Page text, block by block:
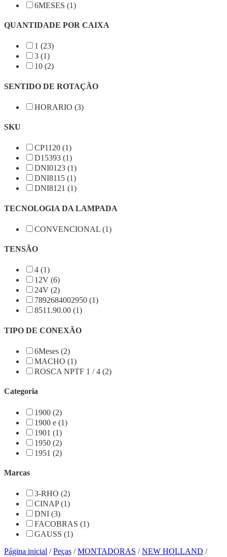
6MESES (1)
QUANTIDADE POR CAIXA
1 (23)
3 (1)
10 (2)
SENTIDO DE ROTAÇÃO
HORARIO (3)
SKU
CP1120 (1)
D15393 (1)
DNI0123 (1)
DNI8115 (1)
DNI8121 (1)
TECNOLOGIA DA LAMPADA
CONVENCIONAL (1)
TENSÃO
4 (1)
12V (6)
24V (2)
7892684002950 (1)
8511.90.00 (1)
TIPO DE CONEXÃO
6Meses (2)
MACHO (1)
ROSCA NPTF 1 / 4 (2)
Categoria
1900 (2)
1900 e (1)
1901 (1)
1950 (2)
1951 (2)
Marcas
3-RHO (2)
CINAP (1)
DNI (3)
FACOBRAS (1)
GAUSS (1)
Página inicial /Peças /MONTADORAS /NEW HOLLAND /